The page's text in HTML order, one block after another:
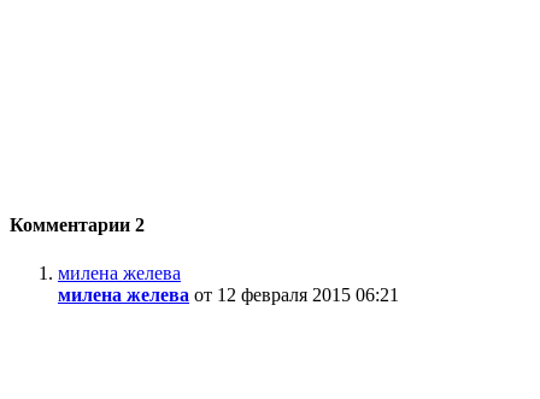
Комментарии 2
милена желева
милена желева от 12 февраля 2015 06:21